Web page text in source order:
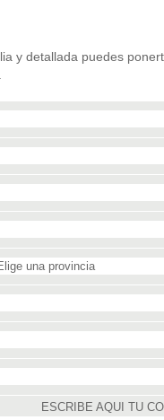
y detallada puedes
ESCRIBE AQUI TU